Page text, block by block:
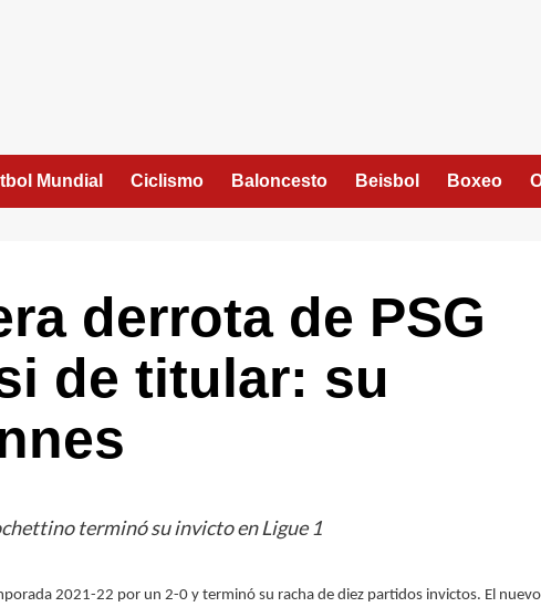
Mundial Ciclismo Baloncesto Beisbol Boxeo
derrota de PSG
de titular: su
terminó su invicto en Ligue 1
2021-22 por un 2-0 y terminó su racha de diez partidos invictos. El nuevo